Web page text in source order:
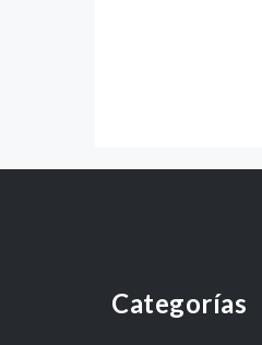
Categorías